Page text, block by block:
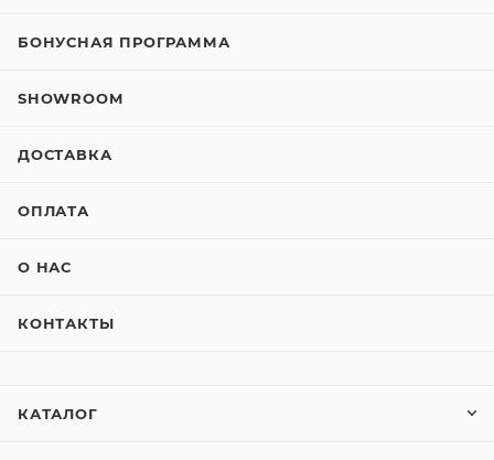
БОНУСНАЯ ПРОГРАММА
SHOWROOM
ДОСТАВКА
ОПЛАТА
О НАС
КОНТАКТЫ
КАТАЛОГ